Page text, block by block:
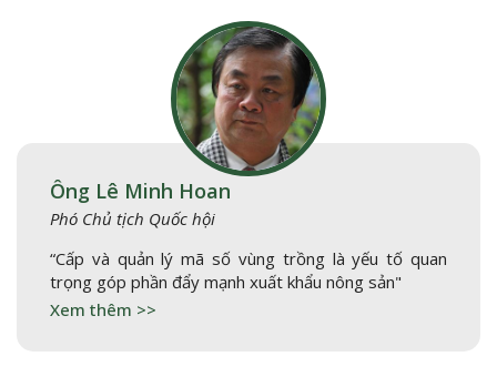
Ông Lê Minh Hoan
Phó Chủ tịch Quốc hội
“Cấp và quản lý mã số vùng trồng là yếu tố quan
trọng góp phần đẩy mạnh xuất khẩu nông sản"
Xem thêm >>